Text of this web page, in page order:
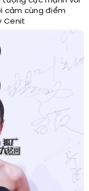
cảm cùng điểm
Cenit